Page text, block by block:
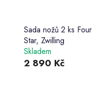
Sada nožů 2 ks Four
Star, Zwilling
Skladem
2 890 Kč